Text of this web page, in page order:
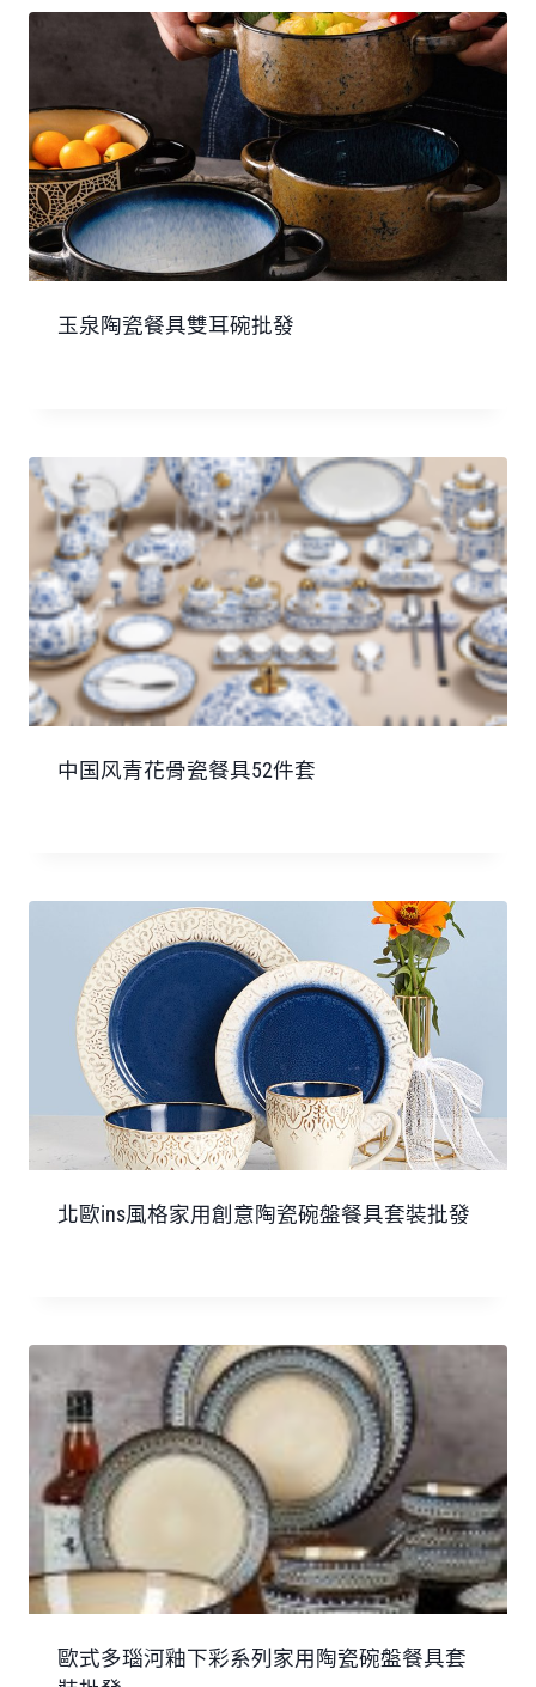
玉泉陶瓷餐具雙耳碗批發
中国风青花骨瓷餐具52件套
北歐ins風格家用創意陶瓷碗盤餐具套裝批發
歐式多瑙河釉下彩系列家用陶瓷碗盤餐具套